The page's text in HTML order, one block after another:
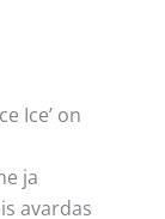
Ice’ on
ja
avardas